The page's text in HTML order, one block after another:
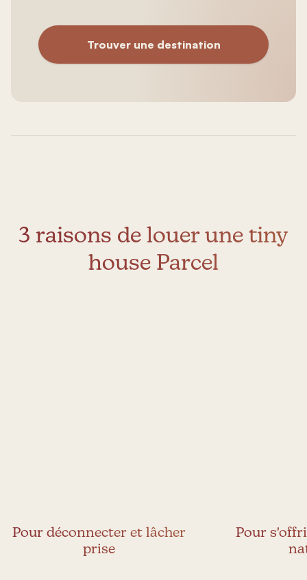
Trouver une destination
3 raisons de louer une tiny
house Parcel
Pour déconnecter et lâcher
prise
Pour